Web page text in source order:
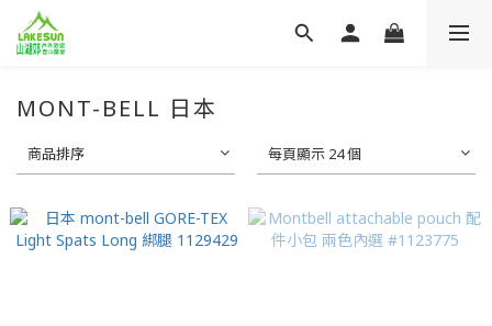
MONT-BELL 日本
商品排序 每頁顯示 24 個